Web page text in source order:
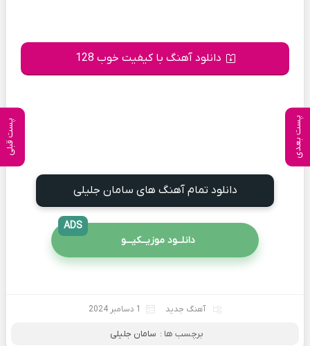
پست بعدی پست قبلی
دانلود آهنگ با کیفیت خوب 128
دانلود تمام آهنگ های سامان جلیلی
دانلــود موزیــکیـــو
ADS
آهنگ جدید 1 دسامبر 2024
برچسب ها : سامان جلیلی